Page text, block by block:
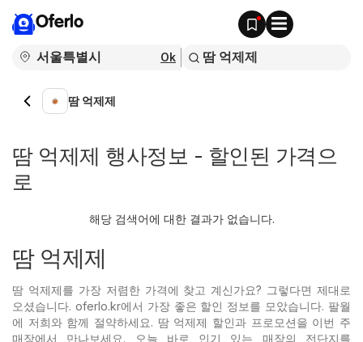
Oferlo
Ok
땀 억제제
땀 억제제 행사정보 - 할인된 가격으
로
해당 검색어에 대한 결과가 없습니다.
땀 억제제
땀 억제제를 가장 저렴한 가격에 찾고 계신가요? 그렇다면 제대로
오셨습니다. oferlo.kr에서 가장 좋은 할인 정보를 모았습니다. 팔월
에 저희와 함께 절약하세요. 땀 억제제 할인과 프로모션을 이번 주
매장에서 만나보세요. 오늘 바로 인기 있는 매장의 전단지를